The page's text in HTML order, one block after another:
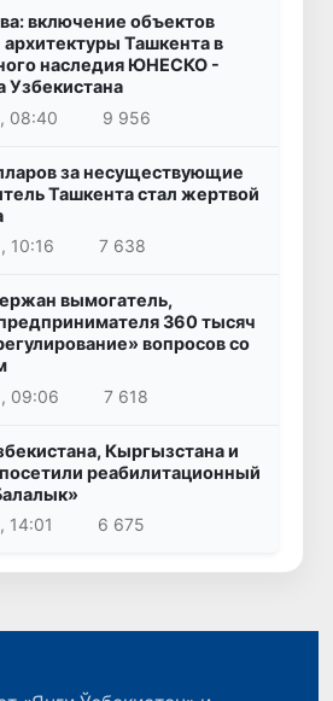
включение объектов
Ташкента в
наследия ЮНЕСКО -
Узбекистана
08:40
9 956
за несуществующие
Ташкента стал жертвой
10:16
7 638
вымогатель,
360 тысяч
вопросов со
09:06
7 618
Кыргызстана и
реабилитационный
14:01
6 675